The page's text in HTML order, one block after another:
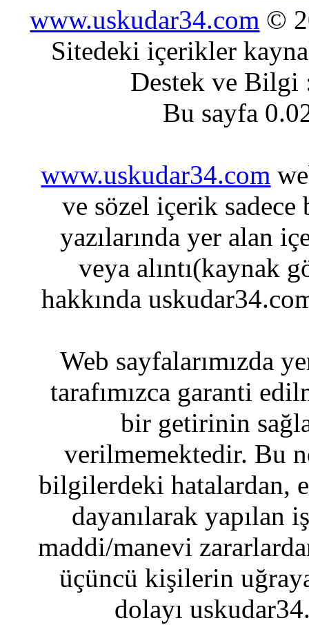
www.uskudar34.com ©
Sitedeki içerikler
Destek ve
Bu sayfa
www.uskudar34.com
ve sözel içerik sadece
yazılarında yer alan
veya alıntı(kaynak
hakkında
Web sayfalarımızda
tarafımızca garanti
bir getirinin
verilmemektedir. Bu
bilgilerdeki hatalardan,
dayanılarak yapılan
maddi/manevi
üçüncü kişilerin
dolayı